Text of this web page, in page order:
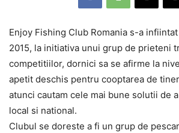
Enjoy Fishing Club Romania s-a
2015, la initiativa unui grup de prieteni
competitiilor, dornici sa se afirme la
apetit deschis pentru cooptarea de
atunci cautam cele mai bune solutii de
local si national.
Clubul se doreste a fi un grup de